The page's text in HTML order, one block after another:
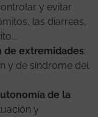
y evitar
las diarreas,
de extremidades:
y de síndrome del
de la
y